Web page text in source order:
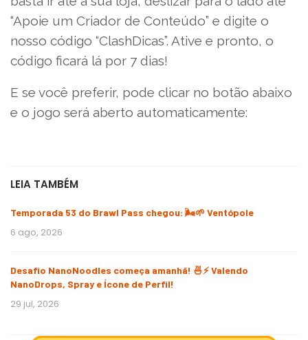
“Apoie um Criador de Conteúdo” e digite o
nosso código “ClashDicas”. Ative e pronto, o
código ficará lá por 7 dias!
E se você preferir, pode clicar no botão abaixo
e o jogo será aberto automaticamente:
LEIA TAMBÉM
Temporada 53 do Brawl Pass chegou: 🌬️🌱 Ventópole
6 ago, 2026
Desafio NanoNoodles começa amanhã! 🍜⚡ Valendo
NanoDrops, Spray e Ícone de Perfil!
29 jul, 2026